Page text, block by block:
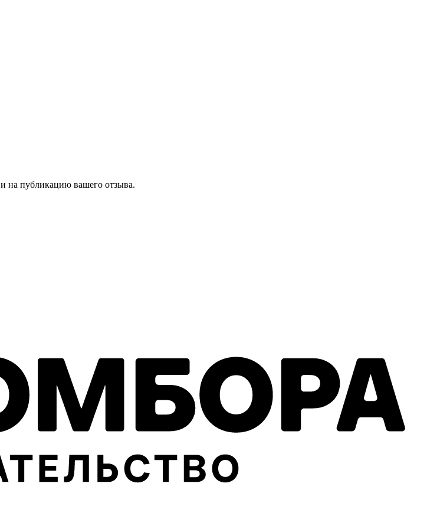
и на публикацию вашего отзыва.